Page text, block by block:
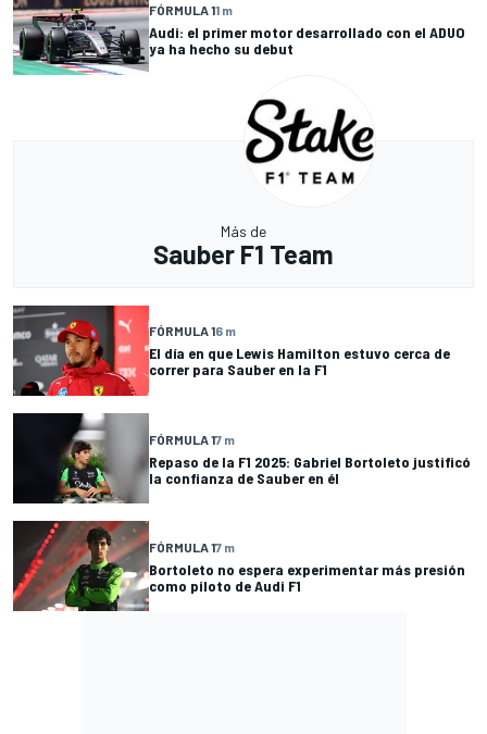
FÓRMULA 11 m
Audi: el primer motor desarrollado con el ADUO
ya ha hecho su debut
Más de
Sauber F1 Team
FÓRMULA 16 m
El día en que Lewis Hamilton estuvo cerca de
correr para Sauber en la F1
FÓRMULA 17 m
Repaso de la F1 2025: Gabriel Bortoleto justificó
la confianza de Sauber en él
FÓRMULA 17 m
Bortoleto no espera experimentar más presión
como piloto de Audi F1